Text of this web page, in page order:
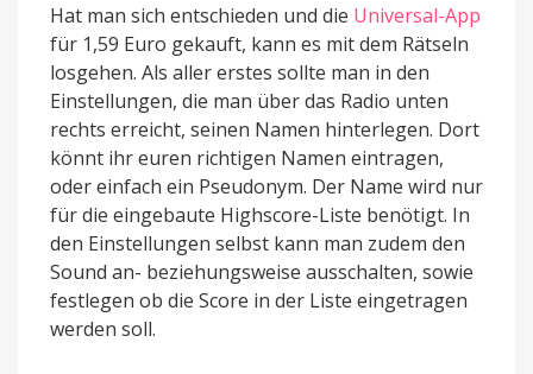
Hat man sich entschieden und die Universal-App
für 1,59 Euro gekauft, kann es mit dem Rätseln
losgehen. Als aller erstes sollte man in den
Einstellungen, die man über das Radio unten
rechts erreicht, seinen Namen hinterlegen. Dort
könnt ihr euren richtigen Namen eintragen,
oder einfach ein Pseudonym. Der Name wird nur
für die eingebaute Highscore-Liste benötigt. In
den Einstellungen selbst kann man zudem den
Sound an- beziehungsweise ausschalten, sowie
festlegen ob die Score in der Liste eingetragen
werden soll.